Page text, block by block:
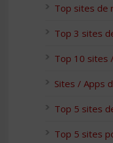
Top sites de
Top 3 sites
Top 10 sites
Sites / Apps
Top 5 sites
Top 5 sites